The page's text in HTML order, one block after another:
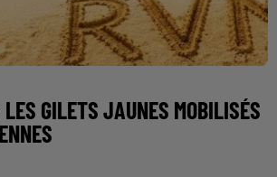
LES GILETS JAUNES MOBILISÉS